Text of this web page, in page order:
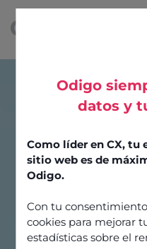
Odigo
datos y
Como líder en CX, tu
sitio web es de
Odigo.
Con tu
cookies para mejorar
estadísticas sobre el